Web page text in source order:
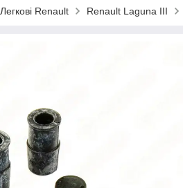
Легкові Renault Renault Laguna III